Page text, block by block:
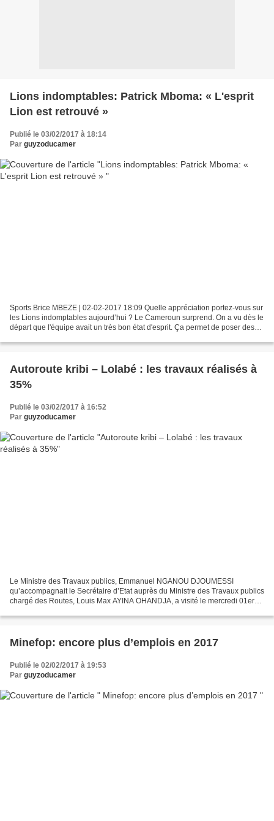
Lions indomptables: Patrick Mboma: « L'esprit
Lion est retrouvé »
Publié le 03/02/2017 à 18:14
Par guyzoducamer
Sports Brice MBEZE | 02-02-2017 18:09 Quelle appréciation portez-vous sur
les Lions indomptables aujourd’hui ? Le Cameroun surprend. On a vu dès le
départ que l'équipe avait un très bon état d'esprit. Ça permet de poser des
Autoroute kribi – Lolabé : les travaux réalisés à
35%
Publié le 03/02/2017 à 16:52
Par guyzoducamer
Le Ministre des Travaux publics, Emmanuel NGANOU DJOUMESSI
qu’accompagnait le Secrétaire d’Etat auprès du Ministre des Travaux publics
chargé des Routes, Louis Max AYINA OHANDJA, a visité le mercredi 01er
Minefop: encore plus d’emplois en 2017
Publié le 02/02/2017 à 19:53
Par guyzoducamer